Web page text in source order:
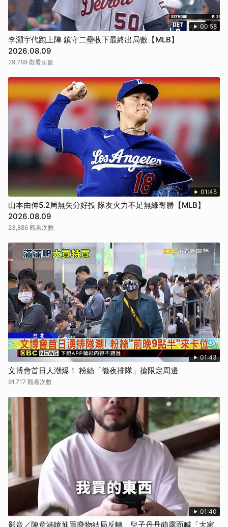
00:58
李灝宇代跑上陣 鎮守二壘收下最終出局數【MLB】
2026.08.09
29,789 觀看次數
01:45
山本由伸5.2局無失分好投 隊友火力不足無緣奪勝【MLB】
2026.08.09
23,886 觀看次數
01:43
文博會首日人潮爆！ 粉絲「徹夜排隊」搶限定周邊
91,717 觀看次數
01:40
影音／陳意涵嗆尪買廢物結局反轉 兒子丹丹萌露面喊「大家
取消